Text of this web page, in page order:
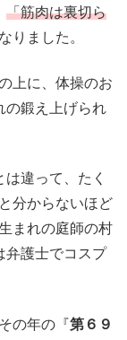
「筋肉は裏切ら
りました。
上に、体操のお
の鍛え上げられ
違って、たく
分からないほど
まれの庭師の村
弁護士でコスプ
の年の『第６９